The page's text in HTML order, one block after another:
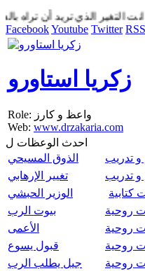
الذي تريد أن تراه بالعالم
FacebookYoutube Twitter RSS
زكريا استاورو
Role: واعظ و كارز
Web: www.drzakaria.com
احدث الوعظات ل
الذوق المسيحي
و تدريب
تغيير الإرهابي
و تدريب
الوزير الحبشي
كتابية
بيوت الرب
روحية
الأعمى
روحية
قبول يسوع
روحية
جيل يطلب الرب
روحية